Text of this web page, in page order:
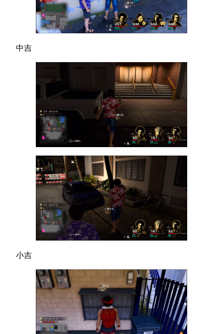
中吉
小吉